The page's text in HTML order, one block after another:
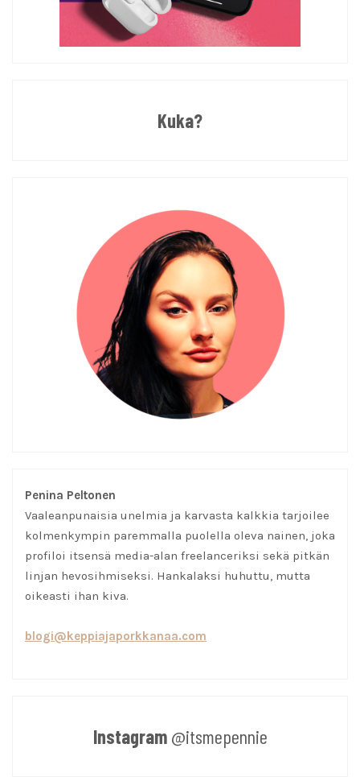
Kuka?
Penina Peltonen
Vaaleanpunaisia unelmia ja karvasta kalkkia tarjoilee
kolmenkympin paremmalla puolella oleva nainen, joka
profiloi itsensä media-alan freelanceriksi sekä pitkän
linjan hevosihmiseksi. Hankalaksi huhuttu, mutta
oikeasti ihan kiva.
blogi@keppiajaporkkanaa.com
Instagram@itsmepennie